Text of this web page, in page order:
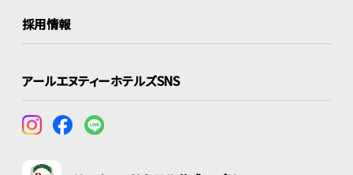
採用情報
アールエヌティーホテルズSNS